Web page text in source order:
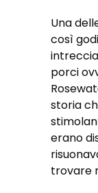
Una
così
porci
storia
erano
trovare